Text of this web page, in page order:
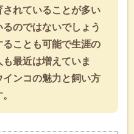
れていることが多い
のではないでしょう
ことも可能で生涯の
最近は増えていま
ンコの魅力と飼い方